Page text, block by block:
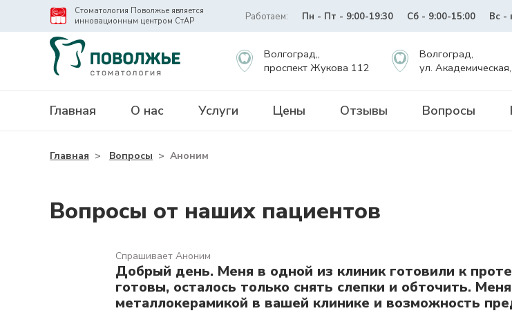
Стоматология Поволжье является
инновационным центром СтАР
Работаем: Пн - Пт - 9:00-19:30 Сб - 9:00-15:00 Вс -
Волгоград,,
проспект Жукова 112
Волгоград,
ул.
Главная О нас Услуги Цены Отзывы Вопросы
Главная > Вопросы > Аноним
Вопросы от наших пациентов
Спрашивает Аноним
Добрый день. Меня в одной из клиник готовили к
готовы, осталось только снять слепки и обточить.
металлокерамикой в вашей клинике и возможность